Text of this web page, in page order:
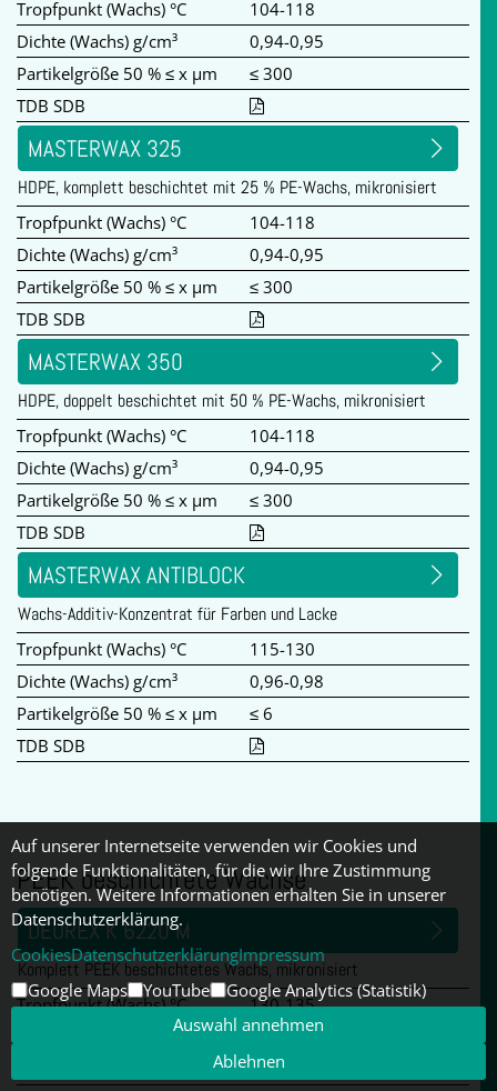
Tropfpunkt (Wachs) °C
104-118
Dichte (Wachs) g/cm³
0,94-0,95
Partikelgröße 50 % ≤ x µm
≤ 300
TDB SDB
MASTERWAX 325
HDPE, komplett beschichtet mit 25 % PE-Wachs, mikronisiert
Tropfpunkt (Wachs) °C
104-118
Dichte (Wachs) g/cm³
0,94-0,95
Partikelgröße 50 % ≤ x µm
≤ 300
TDB SDB
MASTERWAX 350
HDPE, doppelt beschichtet mit 50 % PE-Wachs, mikronisiert
Tropfpunkt (Wachs) °C
104-118
Dichte (Wachs) g/cm³
0,94-0,95
Partikelgröße 50 % ≤ x µm
≤ 300
TDB SDB
MASTERWAX ANTIBLOCK
Wachs-Additiv-Konzentrat für Farben und Lacke
Tropfpunkt (Wachs) °C
115-130
Dichte (Wachs) g/cm³
0,96-0,98
Partikelgröße 50 % ≤ x µm
≤ 6
TDB SDB
PEEK beschichtete Wachse
DEUREX K 6220 M
Komplett PEEK beschichtetes Wachs, mikronisiert
Tropfpunkt (Wachs) °C
130-135
Schmelzpunkt (Additiv) °C
≤ 340,0
0,97-0,99
Auf unserer Internetseite verwenden wir Cookies und
folgende Funktionalitäten, für die wir Ihre Zustimmung
benötigen. Weitere Informationen erhalten Sie in unserer
Datenschutzerklärung.
CookiesDatenschutzerklärungImpressum
Google Maps
YouTube
Google Analytics (Statistik)
Auswahl annehmen
Ablehnen